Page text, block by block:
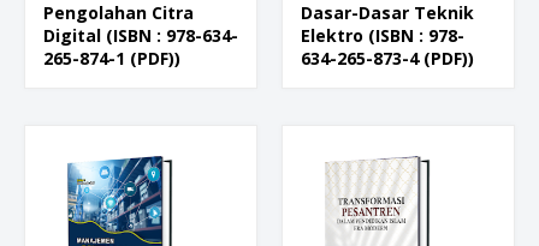
Pengolahan Citra
Digital (ISBN : 978-634-
265-874-1 (PDF))
Dasar-Dasar Teknik
Elektro (ISBN : 978-
634-265-873-4 (PDF))